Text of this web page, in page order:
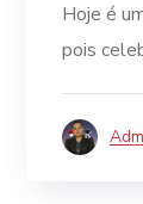
Hoje é
pois